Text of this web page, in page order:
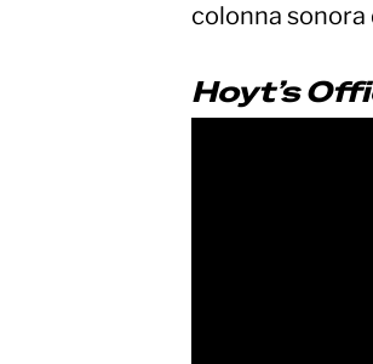
colonna
Hoyt’s